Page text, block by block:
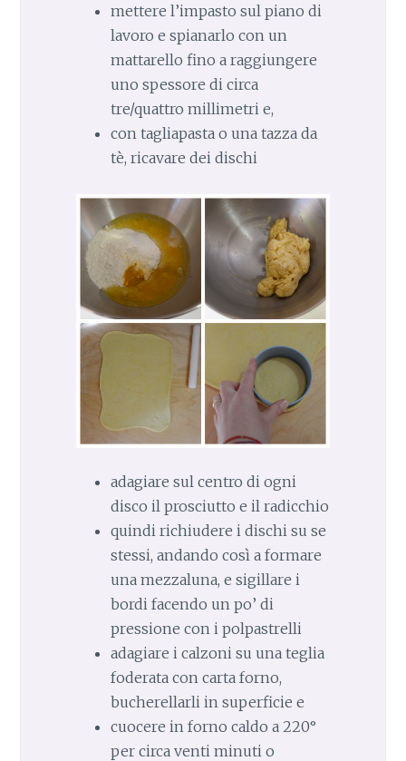
mettere l’impasto sul piano di
lavoro e spianarlo con un
mattarello fino a raggiungere
uno spessore di circa
tre/quattro millimetri e,
con tagliapasta o una tazza da
tè, ricavare dei dischi
adagiare sul centro di ogni
disco il prosciutto e il radicchio
quindi richiudere i dischi su se
stessi, andando così a formare
una mezzaluna, e sigillare i
bordi facendo un po’ di
pressione con i polpastrelli
adagiare i calzoni su una teglia
foderata con carta forno,
bucherellarli in superficie e
cuocere in forno caldo a 220°
per circa venti minuti o